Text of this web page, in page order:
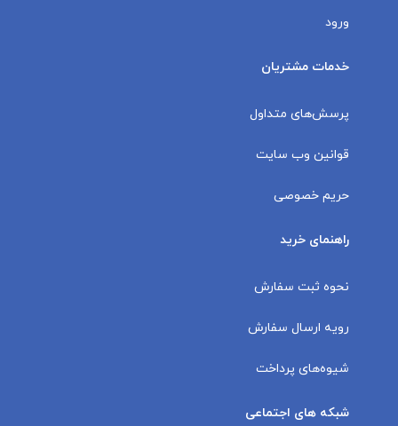
ورود
خدمات مشتریان
پرسش‌های متداول
قوانین وب سایت
حریم خصوصی
راهنمای خرید
نحوه ثبت سفارش
رویه ارسال سفارش
شیوه‌های پرداخت
شبکه های اجتماعی